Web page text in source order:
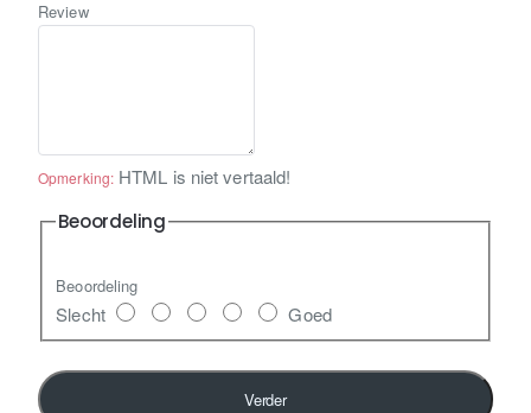
Review
Opmerking: HTML is niet vertaald!
Beoordeling
Beoordeling
Slecht Goed
Verder